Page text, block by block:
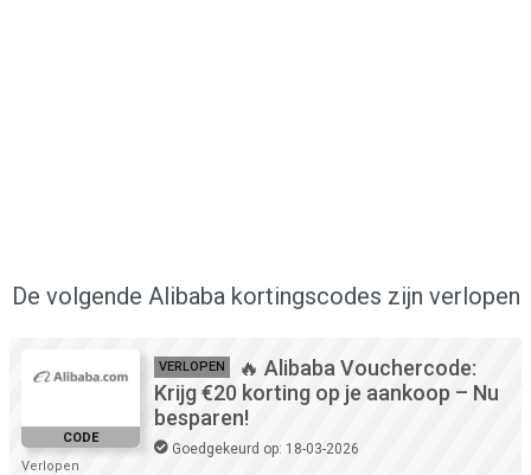
De volgende Alibaba kortingscodes zijn verlopen
CODE
Verlopen
VERLOPEN
🔥 Alibaba Vouchercode:
Krijg €20 korting op je aankoop – Nu
besparen!
Goedgekeurd op: 18-03-2026